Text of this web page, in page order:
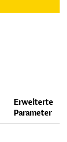
Erweiterte
Parameter